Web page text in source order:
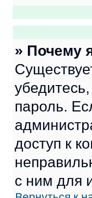
» Почему
пароль.
доступ к
с ним для